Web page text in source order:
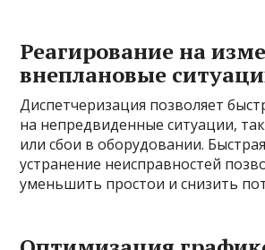
Реагирование на
внеплановые
Диспетчеризация позволяет
на непредвиденные ситуации,
или сбои в оборудовании.
устранение неисправностей
уменьшить простои и снизить